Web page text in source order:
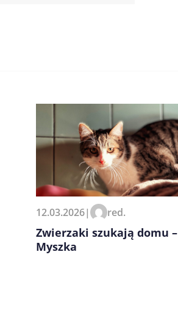
12.03.2026| red.
Zwierzaki szukają domu –
Myszka